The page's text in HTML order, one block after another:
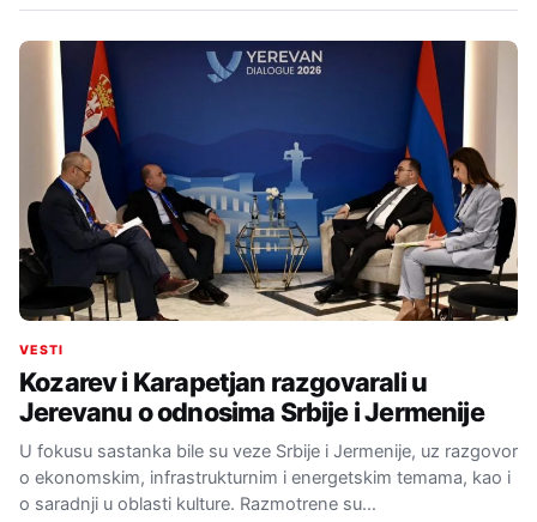
VESTI
Kozarev i Karapetjan razgovarali u
Jerevanu o odnosima Srbije i Jermenije
U fokusu sastanka bile su veze Srbije i Jermenije, uz razgovor
o ekonomskim, infrastrukturnim i energetskim temama, kao i
o saradnji u oblasti kulture. Razmotrene su…